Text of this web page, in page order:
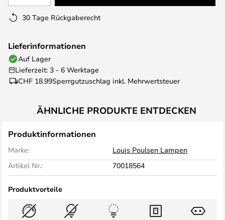
30 Tage Rückgaberecht
Lieferinformationen
Auf Lager
Lieferzeit: 3 - 6 Werktage
CHF 18.99Sperrgutzuschlag inkl. Mehrwertsteuer
ÄHNLICHE PRODUKTE ENTDECKEN
Produktinformationen
Marke:
Louis Poulsen Lampen
Artikel Nr.:
70018564
Produktvorteile